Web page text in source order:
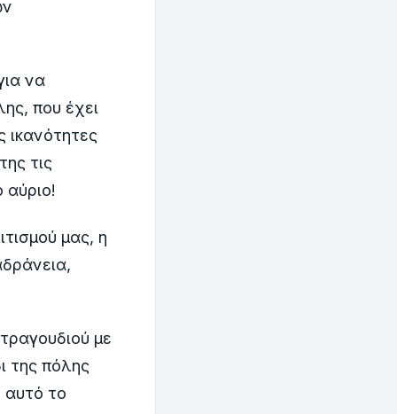
να
που έχει
ικανότητες
τις
αύριο!
μας, η
με
της πόλης
αυτό το